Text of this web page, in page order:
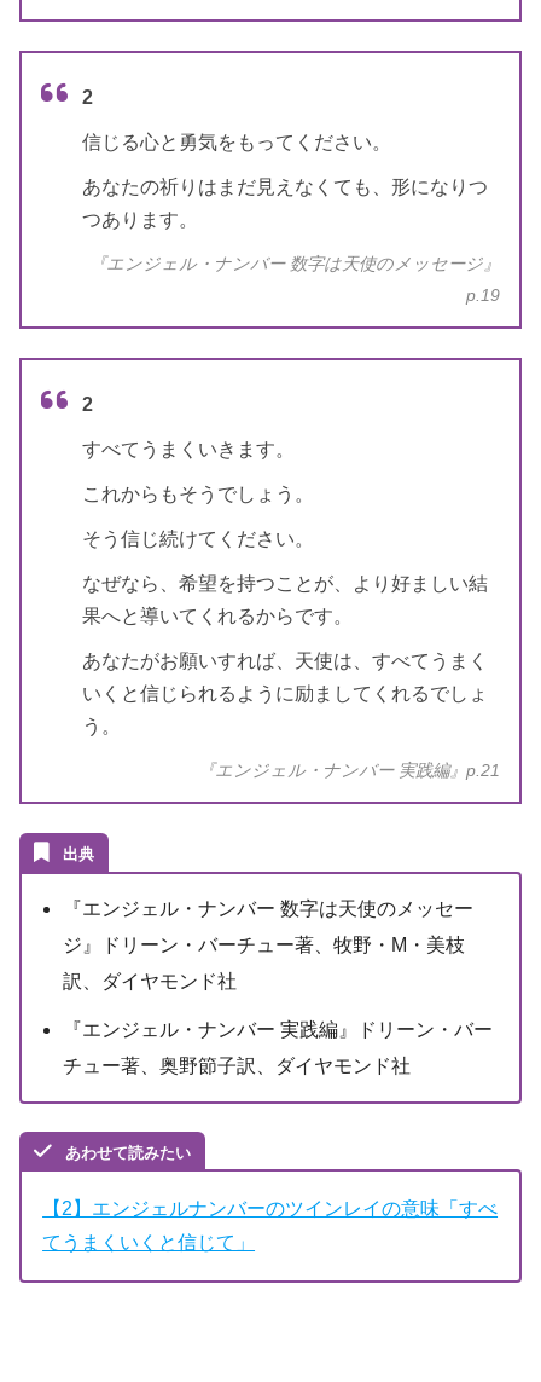
ージ
著者 カイル・グレイ
訳者 島津公美
2
信じる心と勇気をもってください。
あなたの祈りはまだ見えなくても、形になりつ
つあります。
『エンジェル・ナンバー 数字は天使のメッセージ』
p.19
2
すべてうまくいきます。
これからもそうでしょう。
そう信じ続けてください。
なぜなら、希望を持つことが、より好ましい結
果へと導いてくれるからです。
あなたがお願いすれば、天使は、すべてうまく
いくと信じられるように励ましてくれるでしょ
う。
『エンジェル・ナンバー 実践編』p.21
出典
『エンジェル・ナンバー 数字は天使のメッセー
ジ』ドリーン・バーチュー著、牧野・M・美枝
訳、ダイヤモンド社
『エンジェル・ナンバー 実践編』ドリーン・バー
チュー著、奥野節子訳、ダイヤモンド社
あわせて読みたい
【2】エンジェルナンバーのツインレイの意味「すべ
てうまくいくと信じて」